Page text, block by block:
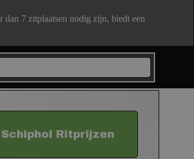
dan 7 zitplaatsen nodig zijn, biedt een
Ritprijzen